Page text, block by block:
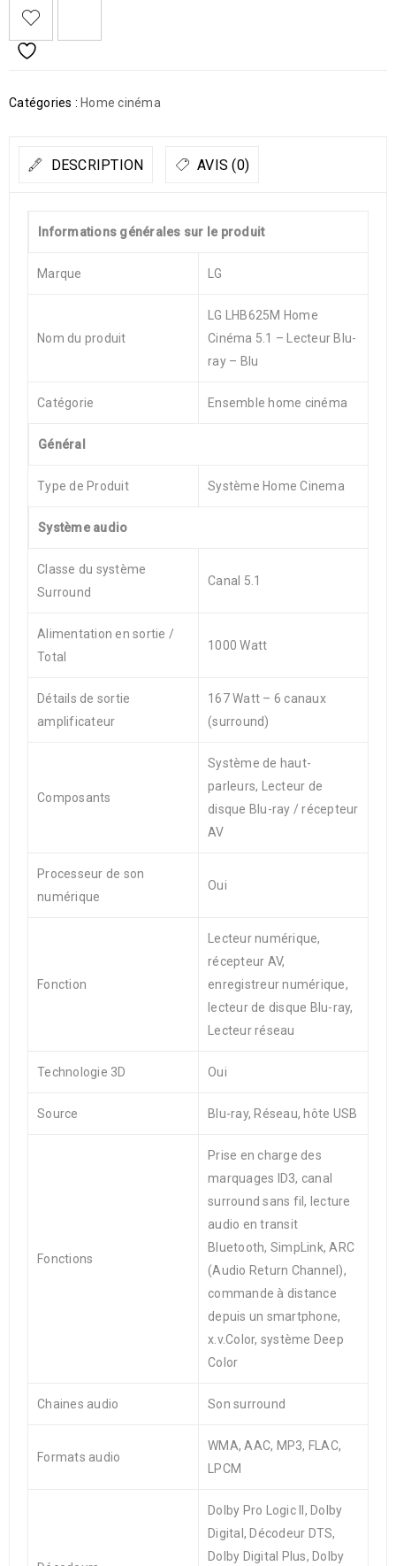
Catégories : Home cinéma
DESCRIPTION AVIS (0)
Informations générales sur le produit
Marque LG
Nom du produit
LG LHB625M Home
Cinéma 5.1 – Lecteur Blu-
ray – Blu
Catégorie Ensemble home cinéma
Général
Type de Produit Système Home Cinema
Système audio
Classe du système
Surround
Canal 5.1
Alimentation en sortie /
Total
1000 Watt
Détails de sortie
amplificateur
167 Watt – 6 canaux
(surround)
Composants
Système de haut-
parleurs, Lecteur de
disque Blu-ray / récepteur
AV
Processeur de son
numérique
Oui
Fonction
Lecteur numérique,
récepteur AV,
enregistreur numérique,
lecteur de disque Blu-ray,
Lecteur réseau
Technologie 3D Oui
Source Blu-ray, Réseau, hôte USB
Fonctions
Prise en charge des
marquages ID3, canal
surround sans fil, lecture
audio en transit
Bluetooth, SimpLink, ARC
(Audio Return Channel),
commande à distance
depuis un smartphone,
x.v.Color, système Deep
Color
Chaines audio Son surround
Formats audio
WMA, AAC, MP3, FLAC,
LPCM
Dolby Pro Logic II, Dolby
Digital, Décodeur DTS,
Dolby Digital Plus, Dolby